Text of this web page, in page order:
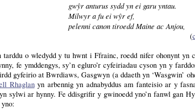
gwŷr anturus sydd yn ei garu yntau.
Milwyr a fu ei wŷr ef,
pelenni canon tiroedd Maine ac Anjou,
(
o wledydd y tu hwnt i Ffrainc, roedd nifer ohonynt yn
fe ymddengys, sy’n egluro’r cyfeiriadau cyson yn y
gyfeirio at Bwrdiaws, Gasgwyn (a ddaeth yn ‘Wasgwin’
Rhaglanyn arbennig yn adnabyddus am fanteisio ar y
yn sylwi ar hynny. Fe ddisgrifir y gwinoedd yno’n fanwl gan